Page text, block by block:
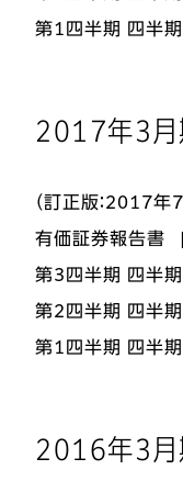
第1四半期 四半
2017年3
（訂正版：2017年
有価証券報告書
第3四半期 四半
第2四半期 四半
第1四半期 四半
2016年3